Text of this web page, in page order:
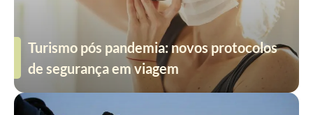
Turismo pós pandemia: novos protocolos
de segurança em viagem